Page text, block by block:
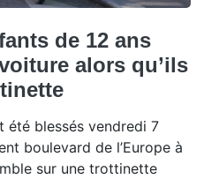
de 12 ans
alors qu’ils
été blessés vendredi 7
boulevard de l’Europe à
sur une trottinette